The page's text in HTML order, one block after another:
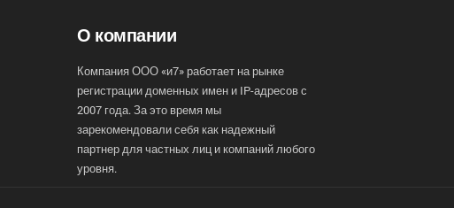
О компании
Компания ООО «и7» работает на рынке
регистрации доменных имен и IP-адресов с
2007 года. За это время мы
зарекомендовали себя как надежный
партнер для частных лиц и компаний любого
уровня.